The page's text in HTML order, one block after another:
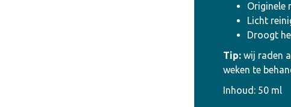
Originele
Licht
Droogt
Tip:wij raden
weken te
Inhoud: 50 ml